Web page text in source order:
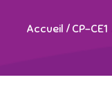
Accueil / CP-CE1